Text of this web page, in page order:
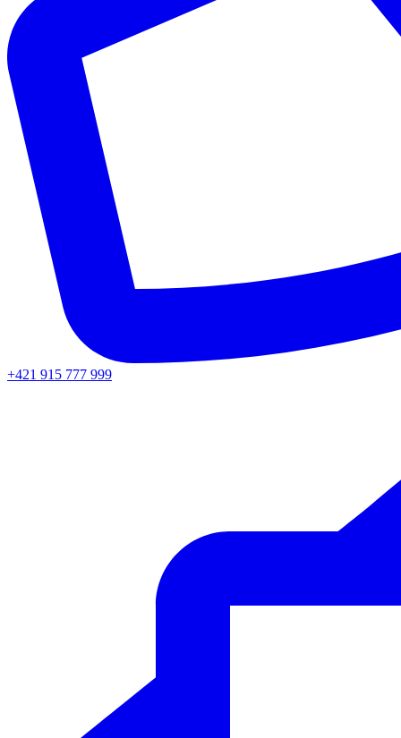
+421 915 777 999